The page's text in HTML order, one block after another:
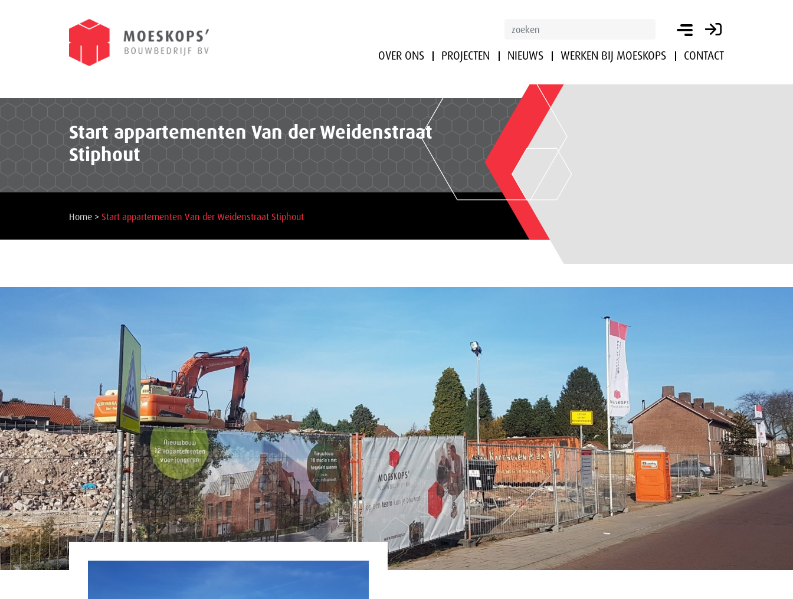
OVER ONS PROJECTEN NIEUWS WERKEN BIJ MOESKOPS CONTACT
Start appartementen Van der Weidenstraat
Stiphout
Home > Start appartementen Van der Weidenstraat Stiphout